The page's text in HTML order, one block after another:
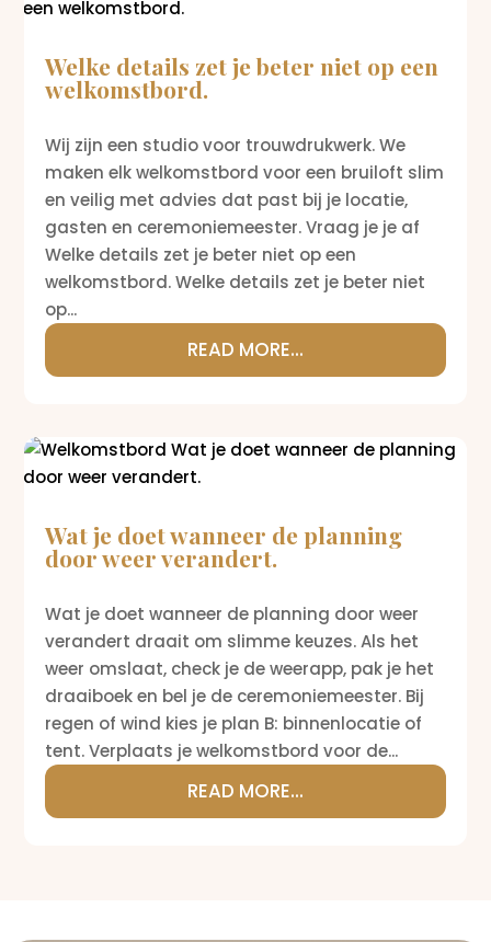
Welke details zet je beter niet op een
welkomstbord.
Wij zijn een studio voor trouwdrukwerk. We
maken elk welkomstbord voor een bruiloft slim
en veilig met advies dat past bij je locatie,
gasten en ceremoniemeester. Vraag je je af
Welke details zet je beter niet op een
welkomstbord. Welke details zet je beter niet
op...
READ MORE...
Wat je doet wanneer de planning
door weer verandert.
Wat je doet wanneer de planning door weer
verandert draait om slimme keuzes. Als het
weer omslaat, check je de weerapp, pak je het
draaiboek en bel je de ceremoniemeester. Bij
regen of wind kies je plan B: binnenlocatie of
tent. Verplaats je welkomstbord voor de...
READ MORE...